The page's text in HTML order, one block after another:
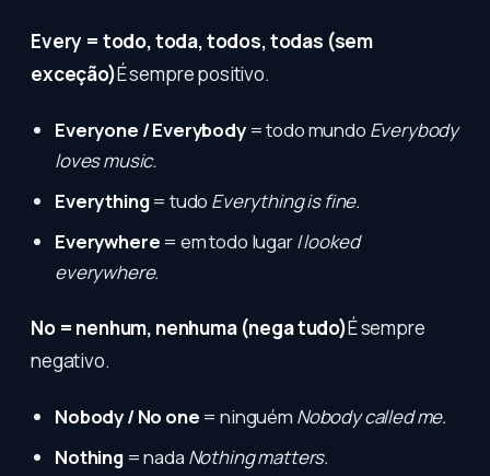
Every = todo, toda, todos, todas (sem
exceção)É sempre positivo.
Everyone / Everybody= todo mundo Everybody
loves music.
Everything= tudo Everything is fine.
Everywhere = em todo lugarI looked
everywhere.
No = nenhum, nenhuma (nega tudo)É sempre
negativo.
Nobody / No one = ninguém Nobody called me.
Nothing= nada Nothing matters.